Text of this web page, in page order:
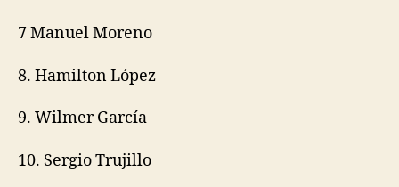
7 Manuel Moreno
8. Hamilton López
9. Wilmer García
10. Sergio Trujillo